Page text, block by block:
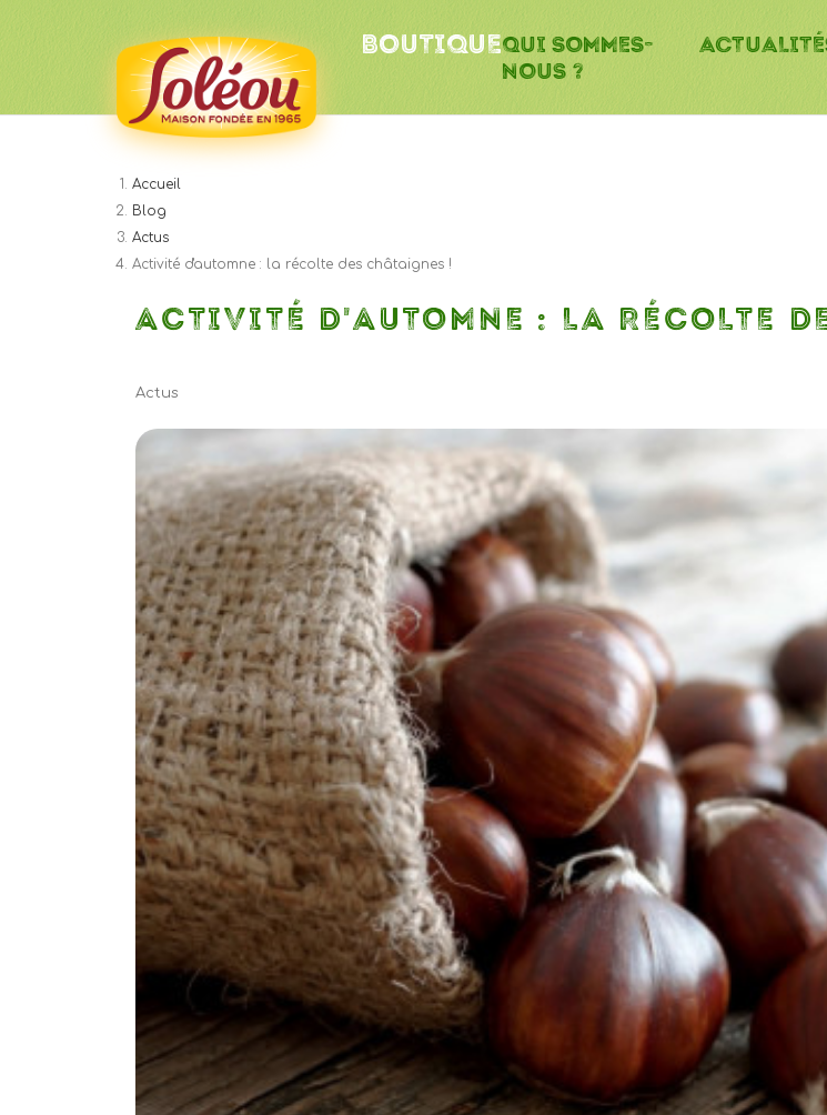
BOUTIQUEQUI SOMMES-
NOUS ?
Accueil
Blog
Actus
Activité d'automne : la récolte des châtaignes !
ACTIVITÉ D'AUTOMNE : LA RÉCOLTE
Actus